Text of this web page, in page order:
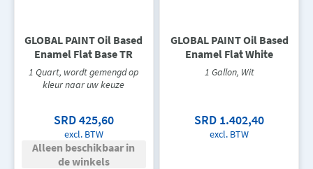
GLOBAL PAINT Oil Based
Enamel Flat Base TR
1 Quart, wordt gemengd op
kleur naar uw keuze
SRD 425,60
excl. BTW
Alleen beschikbaar in
de winkels
GLOBAL PAINT Oil Based
Enamel Flat White
1 Gallon, Wit
SRD 1.402,40
excl. BTW